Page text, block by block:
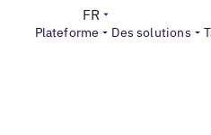
Plateforme Des solutions
FR